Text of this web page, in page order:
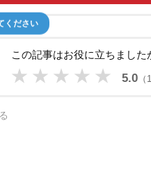
この記事はお役に立ちました
★ ★ ★ ★ ★ 5.0（1
ください